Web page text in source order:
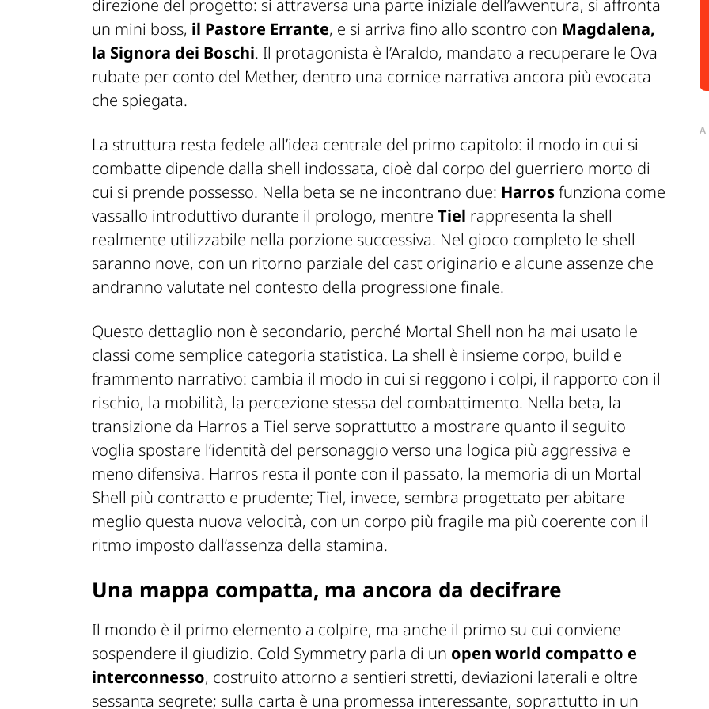
direzione del progetto: si attraversa una parte iniziale dell’avventura, si affronta
un mini boss, il Pastore Errante, e si arriva fino allo scontro con Magdalena,
la Signora dei Boschi. Il protagonista è l’Araldo, mandato a recuperare le Ova
rubate per conto del Mether, dentro una cornice narrativa ancora più evocata
che spiegata.
La struttura resta fedele all’idea centrale del primo capitolo: il modo in cui si
combatte dipende dalla shell indossata, cioè dal corpo del guerriero morto di
cui si prende possesso. Nella beta se ne incontrano due: Harrosfunziona come
vassallo introduttivo durante il prologo, mentre Tiel rappresenta la shell
realmente utilizzabile nella porzione successiva. Nel gioco completo le shell
saranno nove, con un ritorno parziale del cast originario e alcune assenze che
andranno valutate nel contesto della progressione finale.
Questo dettaglio non è secondario, perché Mortal Shell non ha mai usato le
classi come semplice categoria statistica. La shell è insieme corpo, build e
frammento narrativo: cambia il modo in cui si reggono i colpi, il rapporto con il
rischio, la mobilità, la percezione stessa del combattimento. Nella beta, la
transizione da Harros a Tiel serve soprattutto a mostrare quanto il seguito
voglia spostare l’identità del personaggio verso una logica più aggressiva e
meno difensiva. Harros resta il ponte con il passato, la memoria di un Mortal
Shell più contratto e prudente; Tiel, invece, sembra progettato per abitare
meglio questa nuova velocità, con un corpo più fragile ma più coerente con il
ritmo imposto dall’assenza della stamina.
Una mappa compatta, ma ancora da decifrare
Il mondo è il primo elemento a colpire, ma anche il primo su cui conviene
sospendere il giudizio. Cold Symmetry parla di un open world compatto e
interconnesso, costruito attorno a sentieri stretti, deviazioni laterali e oltre
sessanta segrete; sulla carta è una promessa interessante, soprattutto in un